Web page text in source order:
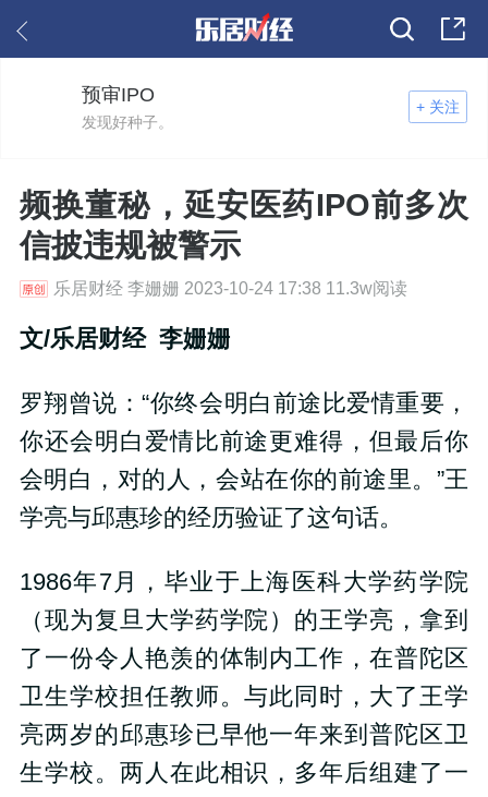
+ 关注
预审IPO
发现好种子。
频换董秘，延安医药IPO前多次
信披违规被警示
乐居财经 李姗姗 2023-10-24 17:38 11.3w阅读
文/乐居财经 李姗姗
罗翔曾说：“你终会明白前途比爱情重要，
你还会明白爱情比前途更难得，但最后你
会明白，对的人，会站在你的前途里。”王
学亮与邱惠珍的经历验证了这句话。
1986年7月，毕业于上海医科大学药学院
（现为复旦大学药学院）的王学亮，拿到
了一份令人艳羡的体制内工作，在普陀区
卫生学校担任教师。与此同时，大了王学
亮两岁的邱惠珍已早他一年来到普陀区卫
生学校。两人在此相识，多年后组建了一